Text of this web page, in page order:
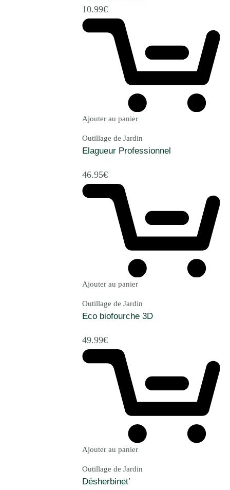
10.99€
Ajouter au panier
Outillage de Jardin
Elagueur Professionnel
46.95€
Ajouter au panier
Outillage de Jardin
Eco biofourche 3D
49.99€
Ajouter au panier
Outillage de Jardin
Désherbinet’